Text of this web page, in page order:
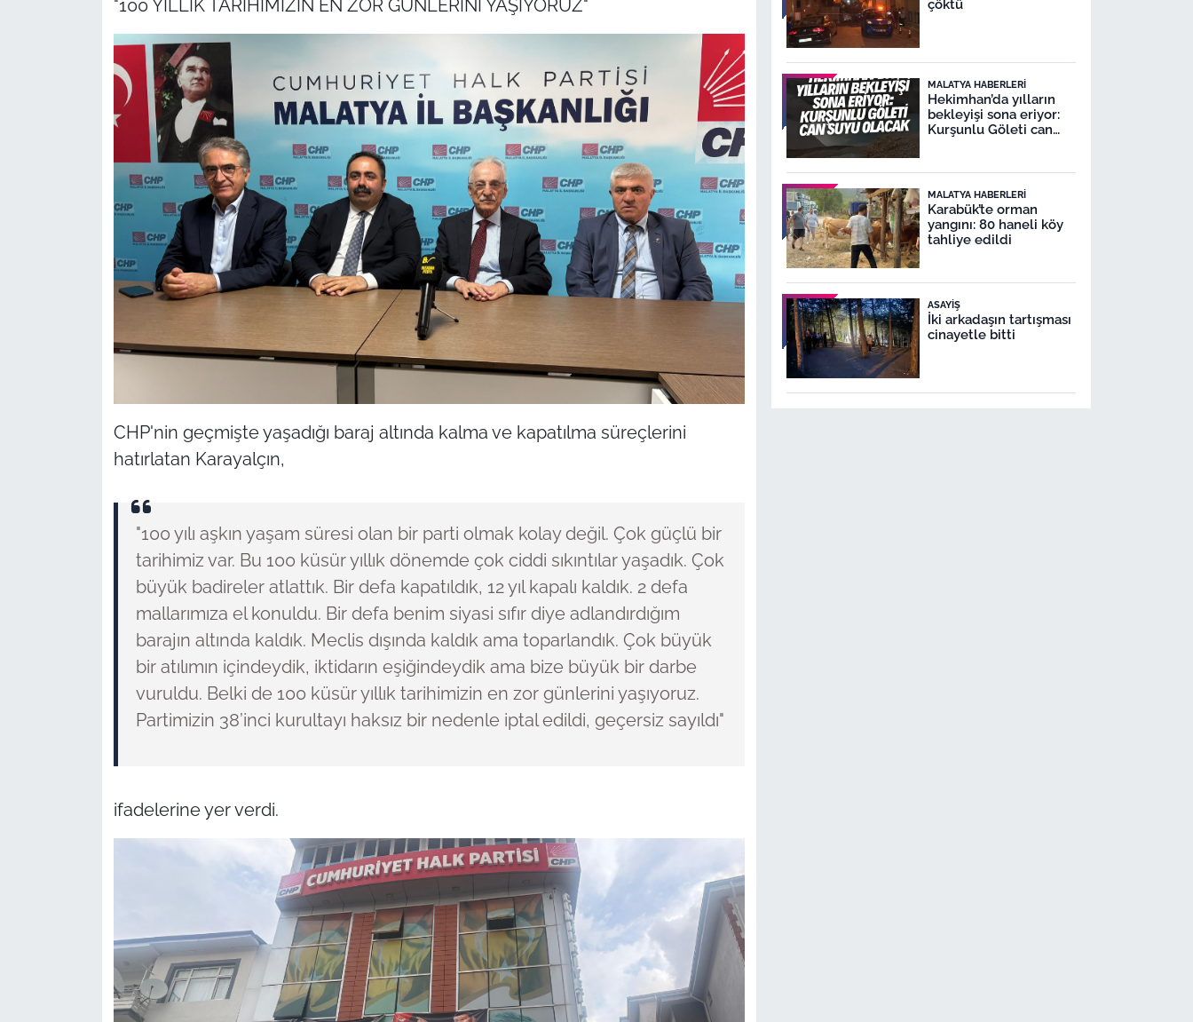
"100 YILLIK TARİHİMİZİN EN ZOR GÜNLERİNİ YAŞIYORUZ"
CHP'nin geçmişte yaşadığı baraj altında kalma ve kapatılma süreçlerini
hatırlatan Karayalçın,
"100 yılı aşkın yaşam süresi olan bir parti olmak kolay değil. Çok güçlü bir
tarihimiz var. Bu 100 küsür yıllık dönemde çok ciddi sıkıntılar yaşadık. Çok
büyük badireler atlattık. Bir defa kapatıldık, 12 yıl kapalı kaldık. 2 defa
mallarımıza el konuldu. Bir defa benim siyasi sıfır diye adlandırdığım
barajın altında kaldık. Meclis dışında kaldık ama toparlandık. Çok büyük
bir atılımın içindeydik, iktidarın eşiğindeydik ama bize büyük bir darbe
vuruldu. Belki de 100 küsür yıllık tarihimizin en zor günlerini yaşıyoruz.
Partimizin 38’inci kurultayı haksız bir nedenle iptal edildi, geçersiz sayıldı"
ifadelerine yer verdi.
çöktü
MALATYA HABERLERI
Hekimhan’da yılların
bekleyişi sona eriyor:
Kurşunlu Göleti can
MALATYA HABERLERI
Karabük’te orman
yangını: 80 haneli köy
tahliye edildi
ASAYIŞ
İki arkadaşın tartışması
cinayetle bitti